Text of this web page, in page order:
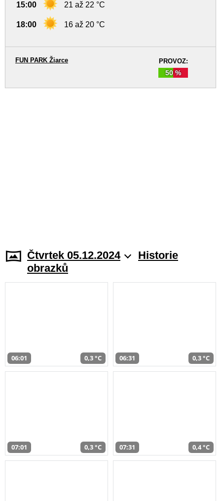
15:00 21 až 22 °C
18:00 16 až 20 °C
PROVOZ:
50 %
FUN PARK Žiarce
Čtvrtek 05.12.2024
Historie
obrazků
06:01 0,3 °C 06:31 0,3 °C
07:01 0,3 °C 07:31 0,4 °C